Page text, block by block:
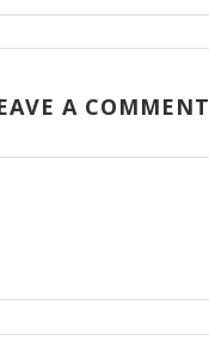
A COMMENT